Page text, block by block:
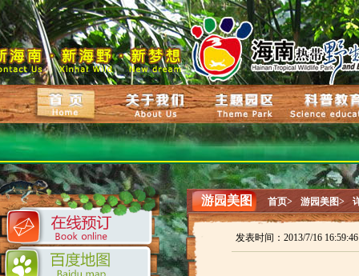
游园美图 首页> 游园美图>
发表时间：2013/7/16